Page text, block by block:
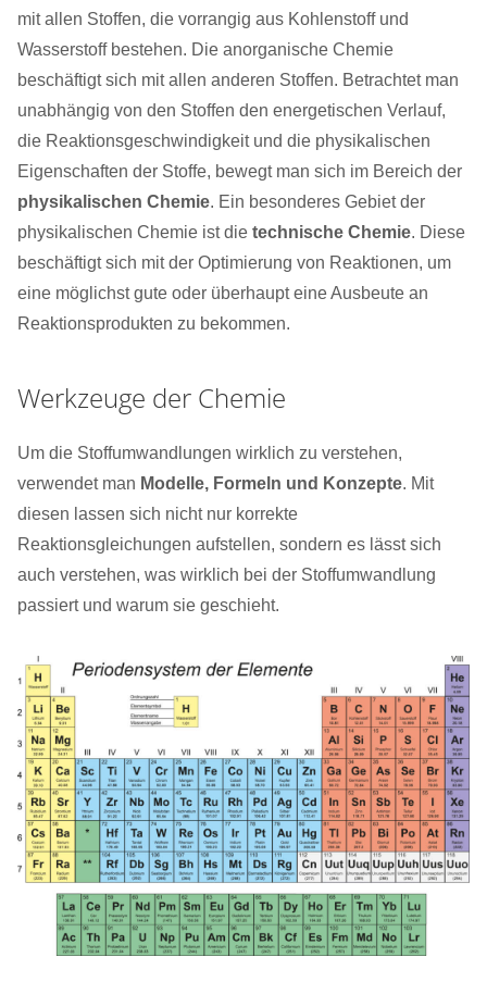
mit allen Stoffen, die vorrangig aus Kohlenstoff und
Wasserstoff bestehen. Die anorganische Chemie
beschäftigt sich mit allen anderen Stoffen. Betrachtet man
unabhängig von den Stoffen den energetischen Verlauf,
die Reaktionsgeschwindigkeit und die physikalischen
Eigenschaften der Stoffe, bewegt man sich im Bereich der
physikalischen Chemie. Ein besonderes Gebiet der
physikalischen Chemie ist die technische Chemie. Diese
beschäftigt sich mit der Optimierung von Reaktionen, um
eine möglichst gute oder überhaupt eine Ausbeute an
Reaktionsprodukten zu bekommen.
Werkzeuge der Chemie
Um die Stoffumwandlungen wirklich zu verstehen,
verwendet man Modelle, Formeln und Konzepte. Mit
diesen lassen sich nicht nur korrekte
Reaktionsgleichungen aufstellen, sondern es lässt sich
auch verstehen, was wirklich bei der Stoffumwandlung
passiert und warum sie geschieht.